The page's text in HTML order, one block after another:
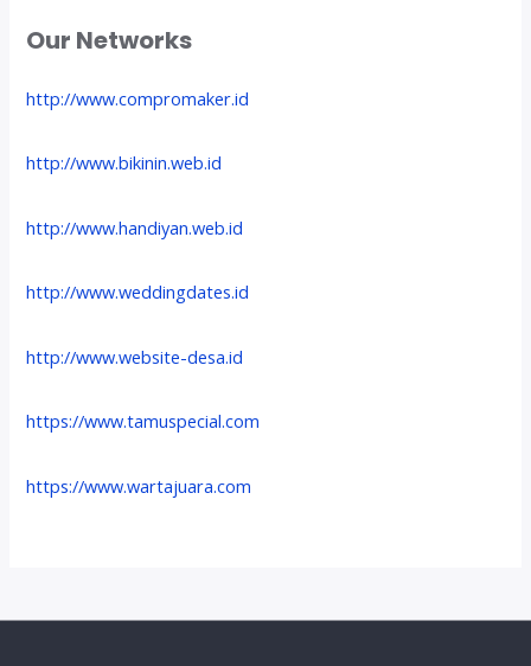
Our Networks
http://www.compromaker.id
http://www.bikinin.web.id
http://www.handiyan.web.id
http://www.weddingdates.id
http://www.website-desa.id
https://www.tamuspecial.com
https://www.wartajuara.com